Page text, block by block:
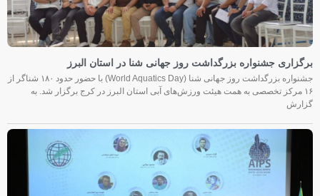
برگزاری جشنواره بزرگداشت روز جهانی شنا در استان البرز
جشنواره بزرگداشت روز جهانی شنا (World Aquatics Day) با حضور حدود ۱۸۰ شناگر از
۱۶ مرکز تخصصی به همت هیئت ورزش‌های آبی استان البرز در کرج برگزار شد. به
گزارش